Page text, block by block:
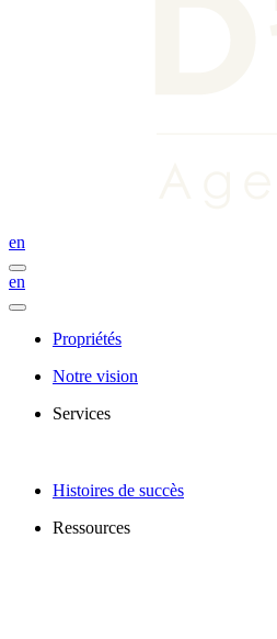
en
en
Propriétés
Notre vision
Services
Histoires de succès
Ressources